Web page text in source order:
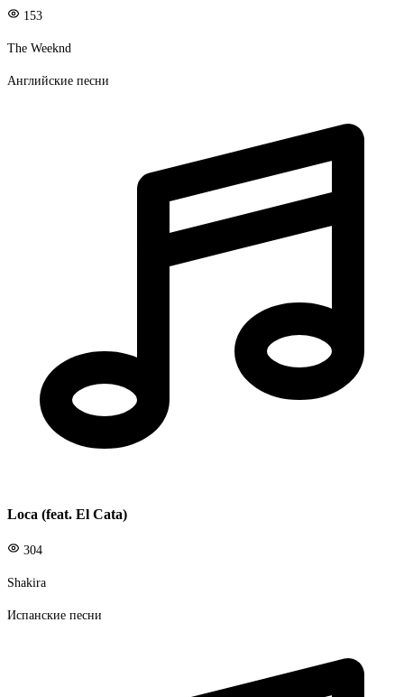
153
The Weeknd
Английские песни
Loca (feat. El Cata)
304
Shakira
Испанские песни